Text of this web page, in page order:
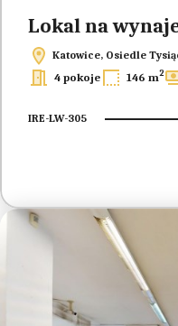
Lokal na
Katowice, Osiedle
4 pokoje 146 m2
IRE-LW-305